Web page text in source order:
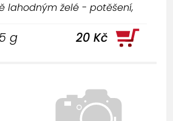
lahodným želé - potěšení,
g 20 Kč